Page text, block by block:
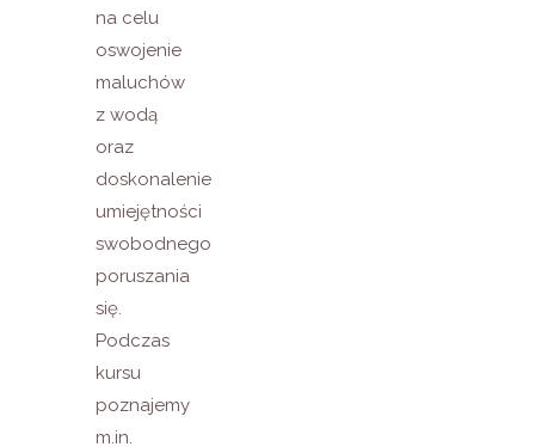
na celu
oswojenie
maluchów
z wodą
oraz
doskonalenie
umiejętności
swobodnego
poruszania
się.
Podczas
kursu
poznajemy
m.in.